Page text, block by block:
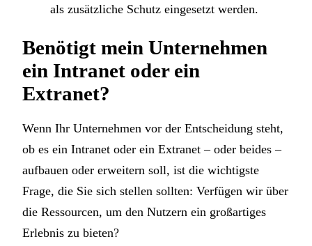
als zusätzliche Schutz eingesetzt werden.
Benötigt mein Unternehmen
ein Intranet oder ein
Extranet?
Wenn Ihr Unternehmen vor der Entscheidung steht,
ob es ein Intranet oder ein Extranet – oder beides –
aufbauen oder erweitern soll, ist die wichtigste
Frage, die Sie sich stellen sollten: Verfügen wir über
die Ressourcen, um den Nutzern ein großartiges
Erlebnis zu bieten?